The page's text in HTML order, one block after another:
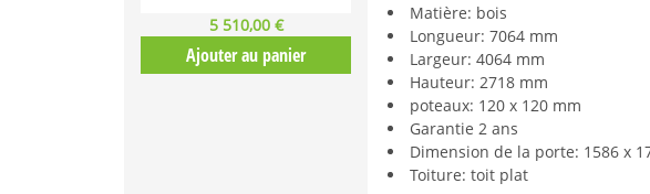
5 510,00 €
Ajouter au panier
Matière: bois
Longueur: 7064 mm
Largeur: 4064 mm
Hauteur: 2718 mm
poteaux: 120 x 120 mm
Garantie 2 ans
Dimension de la porte: 1586 x
Toiture: toit plat